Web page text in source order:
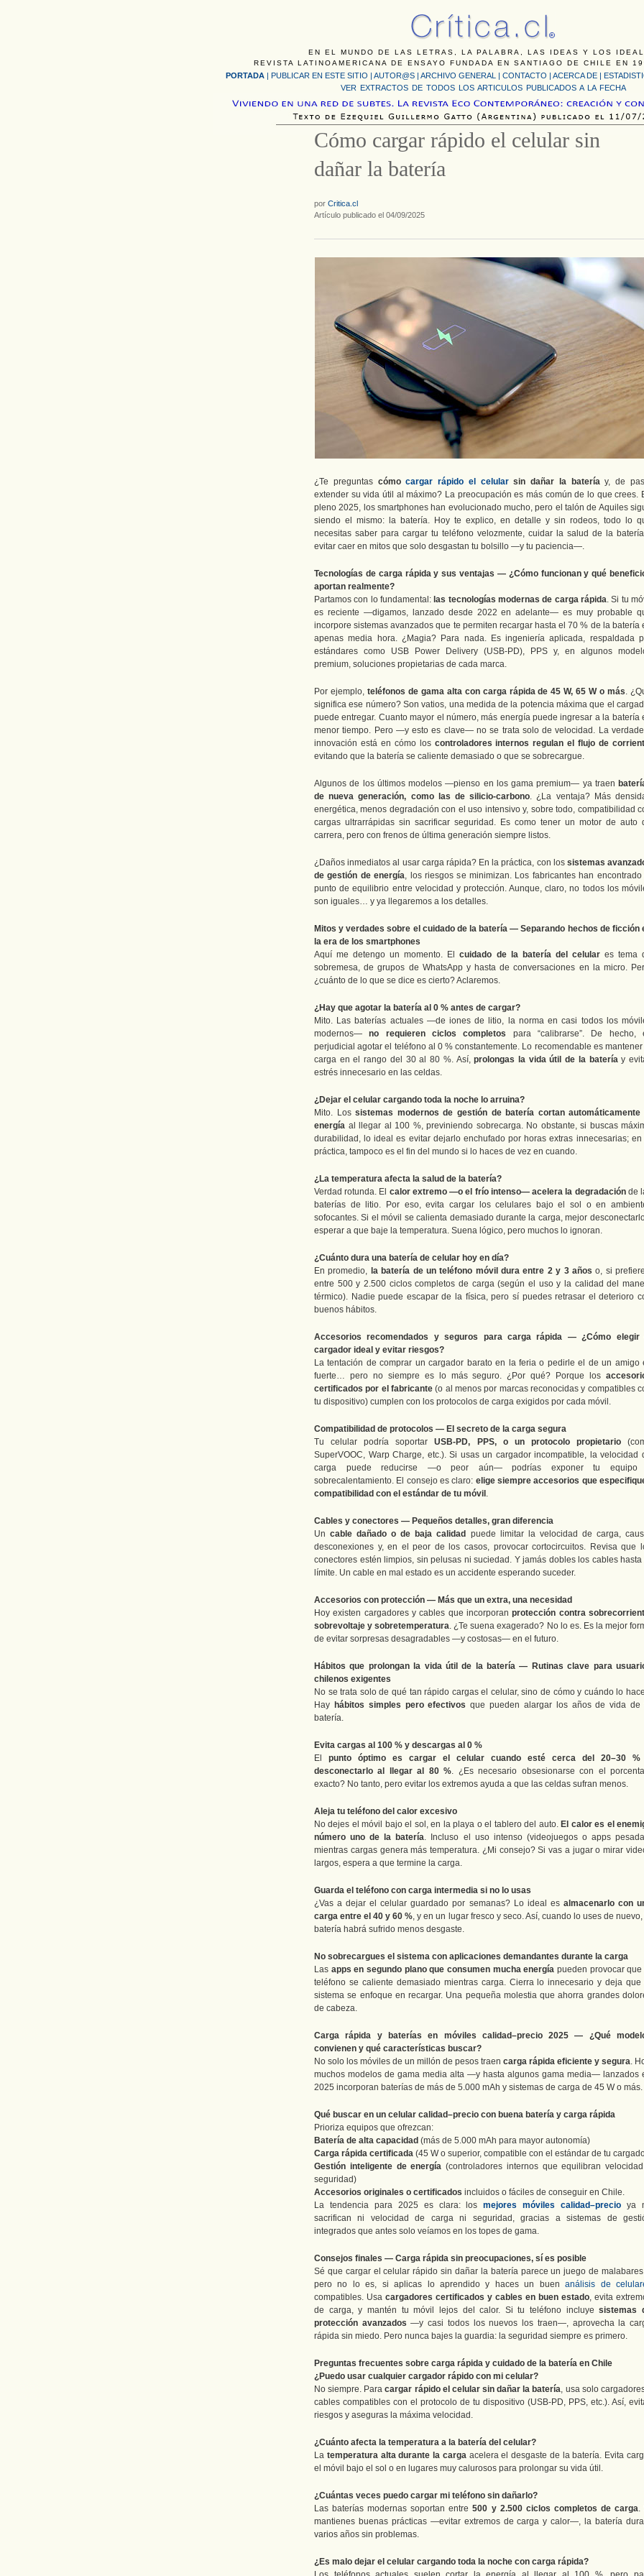
EN EL MUNDO DE LAS LETRAS, LA PALABRA, LAS IDEAS Y LOS
REVISTA LATINOAMERICANA DE ENSAYO FUNDADA EN SANTIAGO DE CHILE EN
PORTADA | PUBLICAR EN ESTE SITIO | AUTOR@S | ARCHIVO GENERAL | CONTACTO | ACERCA DE |
VER EXTRACTOS DE TODOS LOS ARTICULOS PUBLICADOS A LA FECHA
Cómo cargar rápido el celular sin
dañar la batería
por Critica.cl
Artículo publicado el 04/09/2025
¿Te preguntas cómocargar rápido el celularsin dañar la bateríay, de
extender su vida útil al máximo? La preocupación es más común de lo que crees.
pleno 2025, los smartphones han evolucionado mucho, pero el talón de Aquiles
siendo el mismo: la batería. Hoy te explico, en detalle y sin rodeos, todo lo
necesitas saber para cargar tu teléfono velozmente, cuidar la salud de la
evitar caer en mitos que solo desgastan tu bolsillo —y tu paciencia—.
Tecnologías de carga rápida y sus ventajas — ¿Cómo funcionan y qué
aportan realmente?
Partamos con lo fundamental: las tecnologías modernas de carga rápida. Si tu
es reciente —digamos, lanzado desde 2022 en adelante— es muy probable
incorpore sistemas avanzados que te permiten recargar hasta el 70 % de la batería
apenas media hora. ¿Magia? Para nada. Es ingeniería aplicada, respaldada
estándares como USB Power Delivery (USB-PD), PPS y, en algunos
premium, soluciones propietarias de cada marca.
Por ejemplo, teléfonos de gama alta con carga rápida de 45 W, 65 W o más.
significa ese número? Son vatios, una medida de la potencia máxima que el
puede entregar. Cuanto mayor el número, más energía puede ingresar a la batería
menor tiempo. Pero —y esto es clave— no se trata solo de velocidad. La
innovación está en cómo los controladores internos regulan el flujo de
evitando que la batería se caliente demasiado o que se sobrecargue.
Algunos de los últimos modelos —pienso en los gama premium— ya traen
de nueva generación, como las de silicio-carbono. ¿La ventaja? Más
energética, menos degradación con el uso intensivo y, sobre todo, compatibilidad
cargas ultrarrápidas sin sacrificar seguridad. Es como tener un motor de auto
carrera, pero con frenos de última generación siempre listos.
¿Daños inmediatos al usar carga rápida? En la práctica, con los sistemas
de gestión de energía, los riesgos se minimizan. Los fabricantes han encontrado
punto de equilibrio entre velocidad y protección. Aunque, claro, no todos los
son iguales… y ya llegaremos a los detalles.
Mitos y verdades sobre el cuidado de la batería — Separando hechos de ficción
la era de los smartphones
Aquí me detengo un momento. Elcuidado de la batería del celulares tema
sobremesa, de grupos de WhatsApp y hasta de conversaciones en la micro.
¿cuánto de lo que se dice es cierto? Aclaremos.
¿Hay que agotar la batería al 0 % antes de cargar?
Mito. Las baterías actuales —de iones de litio, la norma en casi todos los
modernos—no requieren ciclos completos para “calibrarse”. De hecho,
perjudicial agotar el teléfono al 0 % constantemente. Lo recomendable es
carga en el rango del 30 al 80 %. Así,prolongas la vida útil de la bateríay
estrés innecesario en las celdas.
¿Dejar el celular cargando toda la noche lo arruina?
Mito. Lossistemas modernos de gestión de batería cortan automáticamente
energía al llegar al 100 %, previniendo sobrecarga. No obstante, si buscas
durabilidad, lo ideal es evitar dejarlo enchufado por horas extras innecesarias; en
práctica, tampoco es el fin del mundo si lo haces de vez en cuando.
¿La temperatura afecta la salud de la batería?
Verdad rotunda. El calor extremo —o el frío intenso— acelera la degradaciónde
baterías de litio. Por eso, evita cargar los celulares bajo el sol o en
sofocantes. Si el móvil se calienta demasiado durante la carga, mejor
esperar a que baje la temperatura. Suena lógico, pero muchos lo ignoran.
¿Cuánto dura una batería de celular hoy en día?
En promedio, la batería de un teléfono móvil dura entre 2 y 3 años o, si
entre 500 y 2.500 ciclos completos de carga (según el uso y la calidad del
térmico). Nadie puede escapar de la física, pero sí puedes retrasar el deterioro
buenos hábitos.
Accesorios recomendados y seguros para carga rápida — ¿Cómo elegir
cargador ideal y evitar riesgos?
La tentación de comprar un cargador barato en la feria o pedirle el de un amigo
fuerte… pero no siempre es lo más seguro. ¿Por qué? Porque los
certificados por el fabricante (o al menos por marcas reconocidas y compatibles
tu dispositivo) cumplen con los protocolos de carga exigidos por cada móvil.
Compatibilidad de protocolos — El secreto de la carga segura
Tu celular podría soportarUSB-PD, PPS, o un protocolo propietario
SuperVOOC, Warp Charge, etc.). Si usas un cargador incompatible, la velocidad
carga puede reducirse —o peor aún— podrías exponer tu equipo
sobrecalentamiento. El consejo es claro: elige siempre accesorios que
compatibilidad con el estándar de tu móvil .
Cables y conectores — Pequeños detalles, gran diferencia
Uncable dañado o de baja calidad
puede limitar la velocidad de carga,
desconexiones y, en el peor de los casos, provocar cortocircuitos. Revisa que
conectores estén limpios, sin pelusas ni suciedad. Y jamás dobles los cables hasta
límite. Un cable en mal estado es un accidente esperando suceder.
Accesorios con protección — Más que un extra, una necesidad
Hoy existen cargadores y cables que incorporanprotección contra
sobrevoltaje y sobretemperatura. ¿Te suena exagerado? No lo es. Es la mejor
de evitar sorpresas desagradables —y costosas— en el futuro.
Hábitos que prolongan la vida útil de la batería — Rutinas clave para
chilenos exigentes
No se trata solo de qué tan rápido cargas el celular, sino de cómo y cuándo lo
Hay hábitos simples pero efectivos que pueden alargar los años de vida de
batería.
Evita cargas al 100 % y descargas al 0 %
El punto óptimo es cargar el celular cuando esté cerca del 20–30
desconectarlo al llegar al 80 %. ¿Es necesario obsesionarse con el
exacto? No tanto, pero evitar los extremos ayuda a que las celdas sufran menos.
Aleja tu teléfono del calor excesivo
No dejes el móvil bajo el sol, en la playa o el tablero del auto. El calor es el
número uno de la batería. Incluso el uso intenso (videojuegos o apps
mientras cargas genera más temperatura. ¿Mi consejo? Si vas a jugar o mirar
largos, espera a que termine la carga.
Guarda el teléfono con carga intermedia si no lo usas
¿Vas a dejar el celular guardado por semanas? Lo ideal es almacenarlo con
carga entre el 40 y 60 %, y en un lugar fresco y seco. Así, cuando lo uses de
batería habrá sufrido menos desgaste.
No sobrecargues el sistema con aplicaciones demandantes durante la carga
Las apps en segundo plano que consumen mucha energía pueden provocar que
teléfono se caliente demasiado mientras carga. Cierra lo innecesario y deja que
sistema se enfoque en recargar. Una pequeña molestia que ahorra grandes
de cabeza.
Carga rápida y baterías en móviles calidad–precio 2025 — ¿Qué
convienen y qué características buscar?
No solo los móviles de un millón de pesos traen carga rápida eficiente y segura.
muchos modelos de gama media alta —y hasta algunos gama media— lanzados
2025 incorporan baterías de más de 5.000 mAh y sistemas de carga de 45 W o más.
Qué buscar en un celular calidad–precio con buena batería y carga rápida
Prioriza equipos que ofrezcan:
Batería de alta capacidad (más de 5.000 mAh para mayor autonomía)
Carga rápida certificada (45 W o superior, compatible con el estándar de tu
Gestión inteligente de energía (controladores internos que equilibran
seguridad)
Accesorios originales o certificados incluidos o fáciles de conseguir en Chile.
La tendencia para 2025 es clara: losmejores móviles calidad–precio ya
sacrifican ni velocidad de carga ni seguridad, gracias a sistemas de
integrados que antes solo veíamos en los topes de gama.
Consejos finales — Carga rápida sin preocupaciones, sí es posible
Sé que cargar el celular rápido sin dañar la batería parece un juego de
pero no lo es, si aplicas lo aprendido y haces un buenanálisis de
compatibles. Usa cargadores certificados y cables en buen estado, evita
de carga, y mantén tu móvil lejos del calor. Si tu teléfono incluyesistemas
protección avanzados —y casi todos los nuevos los traen—, aprovecha la
rápida sin miedo. Pero nunca bajes la guardia: la seguridad siempre es primero.
Preguntas frecuentes sobre carga rápida y cuidado de la batería en Chile
¿Puedo usar cualquier cargador rápido con mi celular?
No siempre. Paracargar rápido el celular sin dañar la batería, usa solo
cables compatibles con el protocolo de tu dispositivo (USB-PD, PPS, etc.). Así,
riesgos y aseguras la máxima velocidad.
¿Cuánto afecta la temperatura a la batería del celular?
La temperatura alta durante la cargaacelera el desgaste de la batería. Evita
el móvil bajo el sol o en lugares muy calurosos para prolongar su vida útil.
¿Cuántas veces puedo cargar mi teléfono sin dañarlo?
Las baterías modernas soportan entre500 y 2.500 ciclos completos de carga.
mantienes buenas prácticas —evitar extremos de carga y calor—, la batería
varios años sin problemas.
¿Es malo dejar el celular cargando toda la noche con carga rápida?